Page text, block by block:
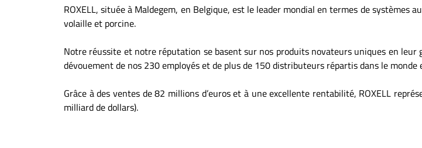
ROXELL, située à Maldegem, en Belgique, est le leader mondial en termes de systèmes
volaille et porcine.
Notre réussite et notre réputation se basent sur nos produits novateurs uniques en
dévouement de nos 230 employés et de plus de 150 distributeurs répartis dans le monde
Grâce à des ventes de 82 millions d’euros et à une excellente rentabilité, ROXELL
milliard de dollars).